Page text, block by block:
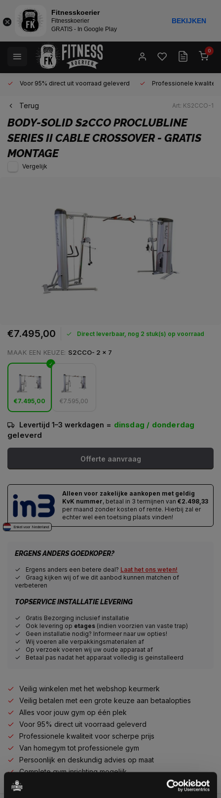
0
Voor 95% direct uit voorraad geleverd Professionele kwaliteit
Terug Art: KS2CCO-1
BODY-SOLIDS2CCO PROCLUBLINE
SERIES II CABLE CROSSOVER - GRATIS
MONTAGE
Vergelijk
€7.495,00 Direct leverbaar, nog 2 stuk(s) op voorraad
MAAK EEN KEUZE: S2CCO- 2 x 7
€7.495,00 €7.595,00
Levertijd 1–3 werkdagen = dinsdag / donderdag
geleverd
Offerte aanvraag
Enkel voor Nederland
Alleen voor zakelijke aankopen met geldig
KvK nummer, betaal in 3 termijnen van €2.498,33
per maand zonder kosten of rente. Hierbij zal er
echter wel een toetsing plaats vinden!
ERGENS ANDERS GOEDKOPER?
Ergens anders een betere deal? Laat het ons weten!
Graag kijken wij of we dit aanbod kunnen matchen of
verbeteren
TOPSERVICE INSTALLATIE LEVERING
Gratis Bezorging inclusief installatie
Ook levering op etages (indien voorzien van vaste trap)
Geen installatie nodig? Informeer naar uw opties!
Wij voeren alle verpakkingsmaterialen af
Op verzoek voeren wij uw oude apparaat af
Betaal pas nadat het apparaat volledig is geinstalleerd
Veilig winkelen met het webshop keurmerk
Veilig betalen met een grote keuze aan betaalopties
Alles voor jouw gym op één plek
Voor 95% direct uit voorraad geleverd
Professionele kwaliteit voor scherpe prijs
Van homegym tot professionele gym
Persoonlijk en deskundig advies op maat
Complete gym inrichting mogelijk
Fitnesskoerier
Fitnesskoerier
GRATIS - In Google Play
BEKIJKEN